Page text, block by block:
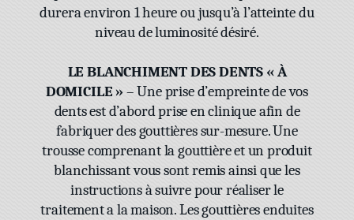
durera environ 1 heure ou jusqu’à l’atteinte du
niveau de luminosité désiré.
LE BLANCHIMENT DES DENTS « À
DOMICILE »– Une prise d’empreinte de vos
dents est d’abord prise en clinique afin de
fabriquer des gouttières sur-mesure. Une
trousse comprenant la gouttière et un produit
blanchissant vous sont remis ainsi que les
instructions à suivre pour réaliser le
traitement a la maison. Les gouttières enduites